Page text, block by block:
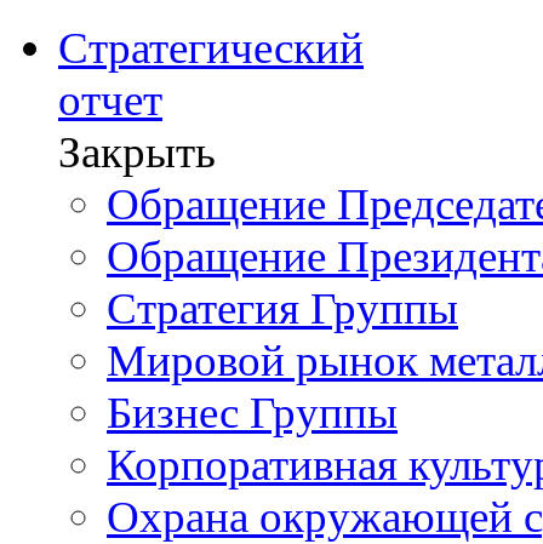
Стратегический
отчет
Закрыть
Обращение
Обращение
Стратегия Группы
Мировой рынок
Бизнес Группы
Корпоративная
Охрана окружающей